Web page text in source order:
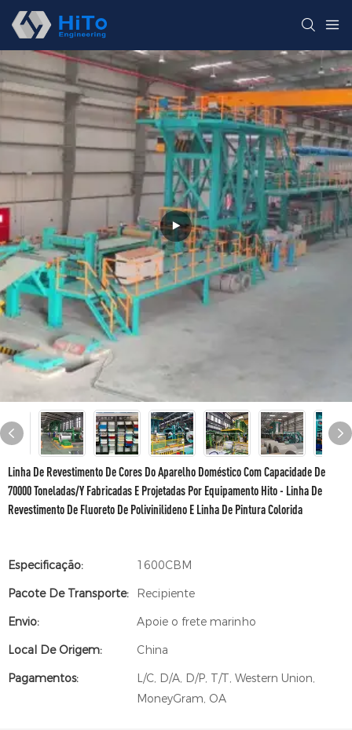
Linha De Revestimento De Cores Do Aparelho Doméstico Com Capacidade De
70000 Toneladas/y Fabricadas E Projetadas Por Equipamento Hito - Linha De
Revestimento De Fluoreto De Polivinilideno E Linha De Pintura Colorida
Especificação:
1600CBM
Pacote De Transporte:
Recipiente
Envio:
Apoie o frete marinho
Local De Origem:
China
Pagamentos:
L/C, D/A, D/P, T/T, Western Union,
MoneyGram, OA